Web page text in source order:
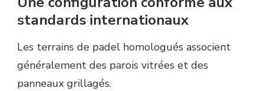
standards internationaux
Les terrains de padel homologués associent
généralement des parois vitrées et des
panneaux grillagés.